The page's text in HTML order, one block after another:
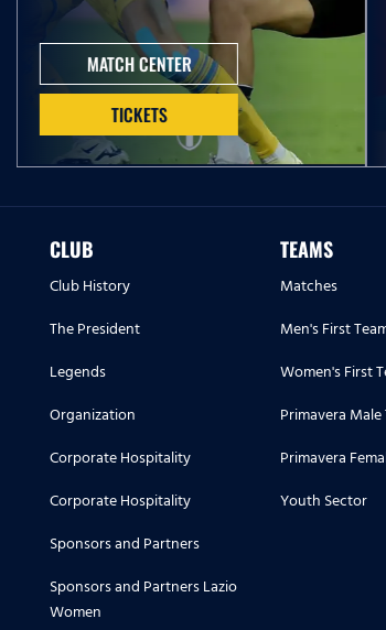
MATCH CENTER
TICKETS
CLUB
Club History
The President
Legends
Organization
Corporate Hospitality
Corporate Hospitality
Sponsors and Partners
Sponsors and Partners Lazio
Women
TEAMS
Matches
Men's First
Women's First
Primavera Male
Primavera
Youth Sector